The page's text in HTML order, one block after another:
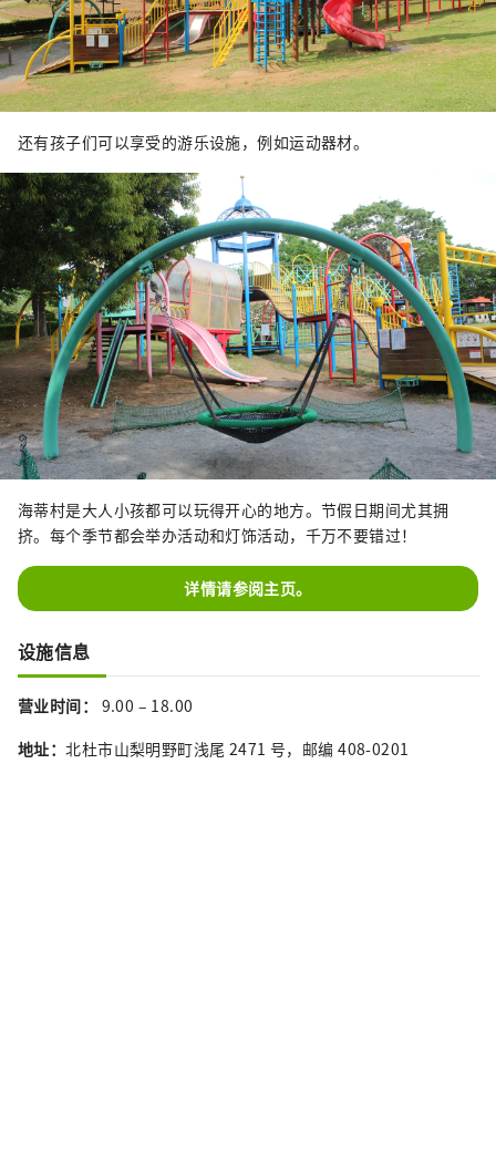
还有孩子们可以享受的游乐设施，例如运动器材。
海蒂村是大人小孩都可以玩得开心的地方。节假日期间尤其拥
挤。每个季节都会举办活动和灯饰活动，千万不要错过！
详情请参阅主页。
设施信息
营业时间：
9.00 – 18.00
地址：北杜市山梨明野町浅尾 2471 号，邮编 408-0201